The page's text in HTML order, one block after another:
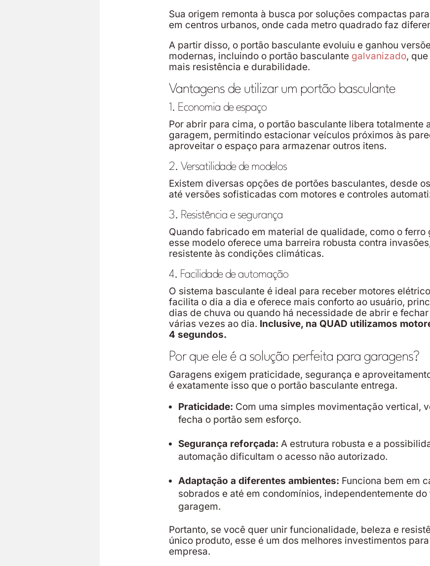
Sua origem remonta à busca por soluções compactas
em centros urbanos, onde cada metro quadrado faz
A partir disso, o portão basculante evoluiu e ganhou
modernas, incluindo o portão basculante galvanizado,
mais resistência e durabilidade.
Vantagens de utilizar um portão basculante
1. Economia de espaço
Por abrir para cima, o portão basculante libera totalmente
garagem, permitindo estacionar veículos próximos às
aproveitar o espaço para armazenar outros itens.
2. Versatilidade de modelos
Existem diversas opções de portões basculantes, desde
até versões sofisticadas com motores e controles
3. Resistência e segurança
Quando fabricado em material de qualidade, como o ferro
esse modelo oferece uma barreira robusta contra
resistente às condições climáticas.
4. Facilidade de automação
O sistema basculante é ideal para receber motores
facilita o dia a dia e oferece mais conforto ao usuário,
dias de chuva ou quando há necessidade de abrir e
várias vezes ao dia. Inclusive, na QUAD utilizamos
4 segundos.
Por que ele é a solução perfeita para garagens?
Garagens exigem praticidade, segurança e
é exatamente isso que o portão basculante entrega.
Praticidade: Com uma simples movimentação vertical,
fecha o portão sem esforço.
Segurança reforçada: A estrutura robusta e a
automação dificultam o acesso não autorizado.
Adaptação a diferentes ambientes: Funciona bem em
sobrados e até em condomínios, independentemente do
garagem.
Portanto, se você quer unir funcionalidade, beleza e
único produto, esse é um dos melhores investimentos
empresa.